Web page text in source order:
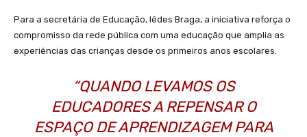
Para a secretária de Educação, Iêdes Braga, a iniciativa reforça o
compromisso da rede pública com uma educação que amplia as
experiências das crianças desde os primeiros anos escolares.
“QUANDO LEVAMOS OS
EDUCADORES A REPENSAR O
ESPAÇO DE APRENDIZAGEM PARA